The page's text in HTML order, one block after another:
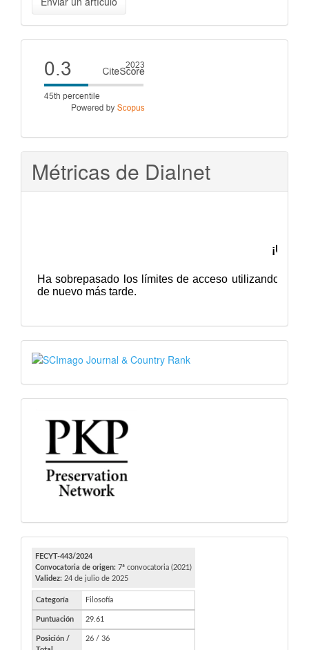
un
artículo
Cite
score
Métricas de Dialnet
SJR
PKP
FECYT